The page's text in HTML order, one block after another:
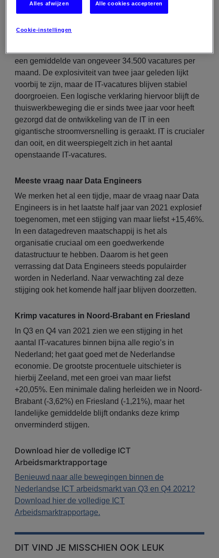
De ongekende krapte op de Nederlandse
arbeidsmarkt is ook duidelijk merkbaar in de IT.
een gemiddelde van ongeveer 34.500 vacatures per
maand. De explosiviteit van twee jaar geleden lijkt
voorbij te zijn, maar de IT-vacatures blijven stabiel
doorgroeien. Een logische verklaring hiervoor blijft de
thuiswerkbeweging die er sinds twee jaar voor heeft
gezorgd dat de ontwikkeling van de IT in een
gigantische stroomversnelling is geraakt. IT is crucialer
dan ooit, en dit weerspiegelt zich in het aantal
openstaande IT-vacatures.
Meeste vraag naar Data Engineers
We merken het al een tijdje, maar de vraag naar Data
Engineers is in het laatste half jaar van 2021 explosief
toegenomen, met een stijging van maar liefst +15,46%.
In een datagedreven maatschappij is het als
organisatie cruciaal om een goedwerkende
datastructuur te hebben. Daarom is het geen
verrassing dat Data Engineers steeds populairder
worden in Nederland. Naar verwachting zal deze
stijging ook het komende half jaar blijven doorzetten.
Krimp vacatures in Noord-Brabant en Friesland
In Q3 en Q4 van 2021 zien we een stijging in het
aantal IT-vacatures binnen bijna alle regio’s in
Nederland; het gaat goed met de Nederlandse
economie. De grootste procentuele uitschieter is
hierbij Zeeland, met een groei van maar liefst
+20,05%. Een minimale daling herleiden we in Noord-
Brabant (-3,62%) en Friesland (-1,21%), maar het
landelijke gemiddelde blijft ondanks deze krimp
onverminderd stijgen.
Download hier de volledige ICT
Arbeidsmarktrapportage
Benieuwd naar alle bewegingen binnen de
Nederlandse ICT arbeidsmarkt van Q3 en Q4 2021?
Download hier de volledige ICT
Arbeidsmarktrapportage.
DIT VIND JE MISSCHIEN OOK LEUK
Cookie-instellingen
Alles afwijzen Alle cookies accepteren